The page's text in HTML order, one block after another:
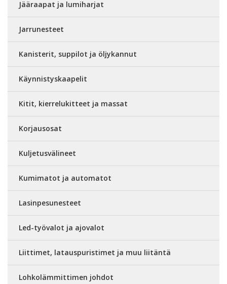
Jääraapat ja lumiharjat
Jarrunesteet
Kanisterit, suppilot ja öljykannut
Käynnistyskaapelit
Kitit, kierrelukitteet ja massat
Korjausosat
Kuljetusvälineet
Kumimatot ja automatot
Lasinpesunesteet
Led-työvalot ja ajovalot
Liittimet, latauspuristimet ja muu liitäntä
Lohkolämmittimen johdot